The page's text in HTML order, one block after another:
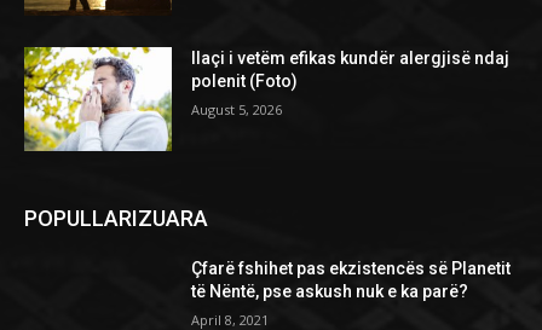
Ilaçi i vetëm efikas kundër alergjisë ndaj
polenit (Foto)
August 5, 2026
POPULLARIZUARA
Çfarë fshihet pas ekzistencës së Planetit
të Nëntë, pse askush nuk e ka parë?
April 8, 2021